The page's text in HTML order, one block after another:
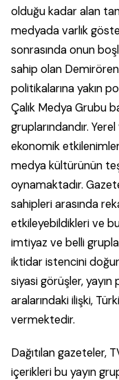
olduğu kadar alan
medyada varlık
sonrasında onun
sahip olan
politikalarına yakın
Çalık Medya Grubu
gruplarındandır.
ekonomik
medya kültürünün
oynamaktadır.
sahipleri arasında
etkileyebildikleri ve
imtiyaz ve belli gruplar
iktidar istencini
siyasi görüşler,
aralarındaki ilişki,
vermektedir.
Dağıtılan gazeteler,
içerikleri bu yayın